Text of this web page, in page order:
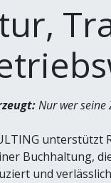
Nur wer seine
Buchhaltung,
und